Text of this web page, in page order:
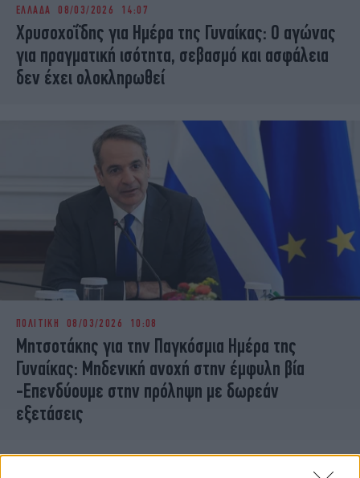
ΕΛΛΑΔΑ 08/03/2026 14:07
Χρυσοχοΐδης για Ημέρα της Γυναίκας: Ο αγώνας
για πραγματική ισότητα, σεβασμό και ασφάλεια
δεν έχει ολοκληρωθεί
ΠΟΛΙΤΙΚΗ 08/03/2026 10:08
Μητσοτάκης για την Παγκόσμια Ημέρα της
Γυναίκας: Μηδενική ανοχή στην έμφυλη βία
-Επενδύουμε στην πρόληψη με δωρεάν
εξετάσεις